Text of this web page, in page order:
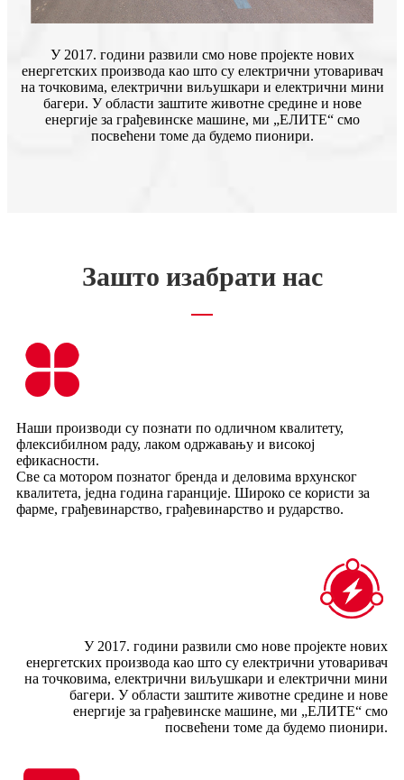
У 2017. години развили смо нове пројекте нових
енергетских производа као што су електрични утоваривач
на точковима, електрични виљушкари и електрични мини
багери. У области заштите животне средине и нове
енергије за грађевинске машине, ми „ЕЛИТЕ“ смо
посвећени томе да будемо пионири.
Зашто изабрати нас
Наши производи су познати по одличном квалитету,
флексибилном раду, лаком одржавању и високој
ефикасности.
Све са мотором познатог бренда и деловима врхунског
квалитета, једна година гаранције. Широко се користи за
фарме, грађевинарство, грађевинарство и рударство.
У 2017. години развили смо нове пројекте нових
енергетских производа као што су електрични утоваривач
на точковима, електрични виљушкари и електрични мини
багери. У области заштите животне средине и нове
енергије за грађевинске машине, ми „ЕЛИТЕ“ смо
посвећени томе да будемо пионири.